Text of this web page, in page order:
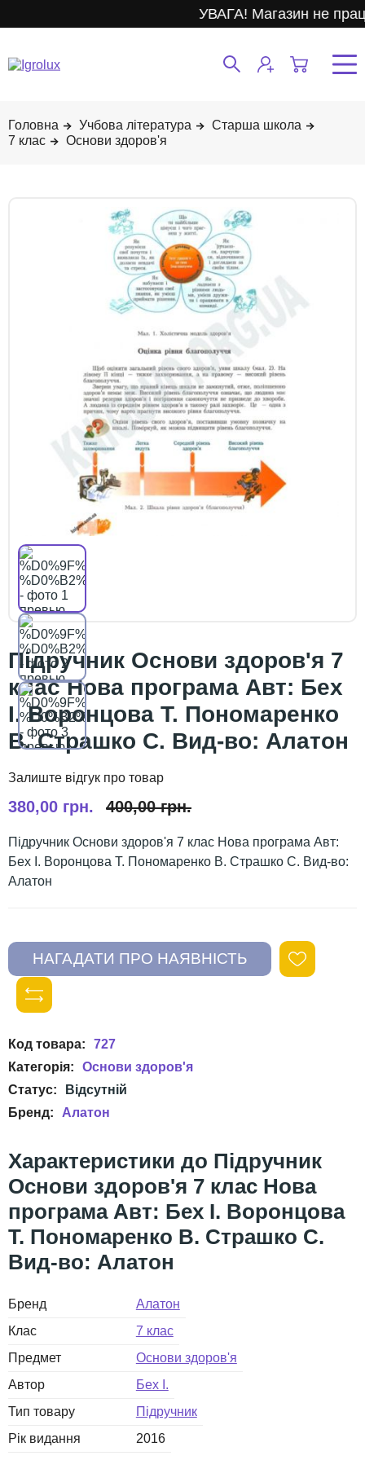
УВАГА! Магазин не
Учбова література
Старша школа
7 клас
Основи здоров'я
Підручник Основи здоров'я 7
клас Нова програма Авт: Бех
І. Воронцова Т. Пономаренко
В. Страшко С. Вид-во: Алатон
380,00 грн. 400,00 грн.
Підручник Основи здоров'я 7 клас Нова програма Авт:
Бех І. Воронцова Т. Пономаренко В. Страшко С. Вид-во:
Алатон
727
Основи здоров'я
Алатон
Підручник
Основи здоров'я 7 клас Нова
програма Авт: Бех І. Воронцова
Т. Пономаренко В. Страшко С.
Вид-во: Алатон
Бренд
Алатон
Клас
7 клас
Предмет
Основи здоров'я
Автор
Бех І.
Тип товару
Підручник
Рік видання
2016